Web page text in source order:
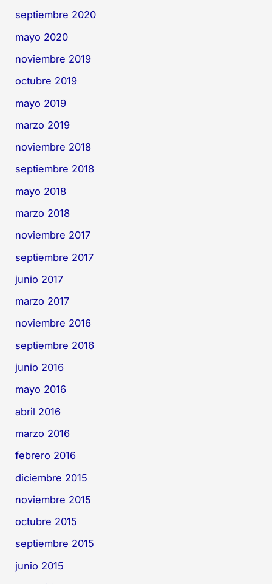
septiembre 2020
mayo 2020
noviembre 2019
octubre 2019
mayo 2019
marzo 2019
noviembre 2018
septiembre 2018
mayo 2018
marzo 2018
noviembre 2017
septiembre 2017
junio 2017
marzo 2017
noviembre 2016
septiembre 2016
junio 2016
mayo 2016
abril 2016
marzo 2016
febrero 2016
diciembre 2015
noviembre 2015
octubre 2015
septiembre 2015
junio 2015